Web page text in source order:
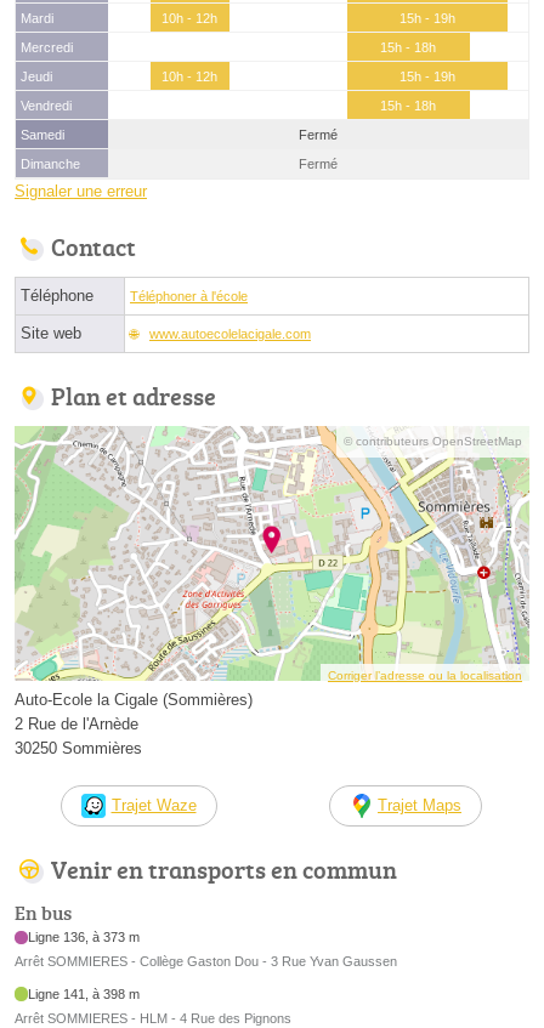
Mardi
10h - 12h
15h - 19h
Mercredi
15h - 18h
Jeudi
10h - 12h
15h - 19h
Vendredi
15h - 18h
Samedi
Fermé
Dimanche
Fermé
Signaler une erreur
Contact
Téléphone Téléphoner à l'école
Site web www.autoecolelacigale.com
Plan et adresse
© contributeurs OpenStreetMap
Corriger l’adresse ou la localisation
Auto-Ecole la Cigale (Sommières)
2 Rue de l'Arnède
30250 Sommières
Trajet Waze Trajet Maps
Venir en transports en commun
En bus
Ligne 136, à 373 m
Arrêt SOMMIERES - Collège Gaston Dou - 3 Rue Yvan Gaussen
Ligne 141, à 398 m
Arrêt SOMMIERES - HLM - 4 Rue des Pignons